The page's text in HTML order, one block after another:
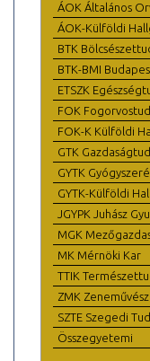
ÁOK Általános
ÁOK-Külföldi
BTK
BTK-BMI
ETSZK
FOK
FOK-K Külföldi
GTK
GYTK
GYTK-Külföldi
JGYPK Juhász
MGK
MK Mérnöki Kar
TTIK
ZMK
SZTE Szegedi
Összegyetemi